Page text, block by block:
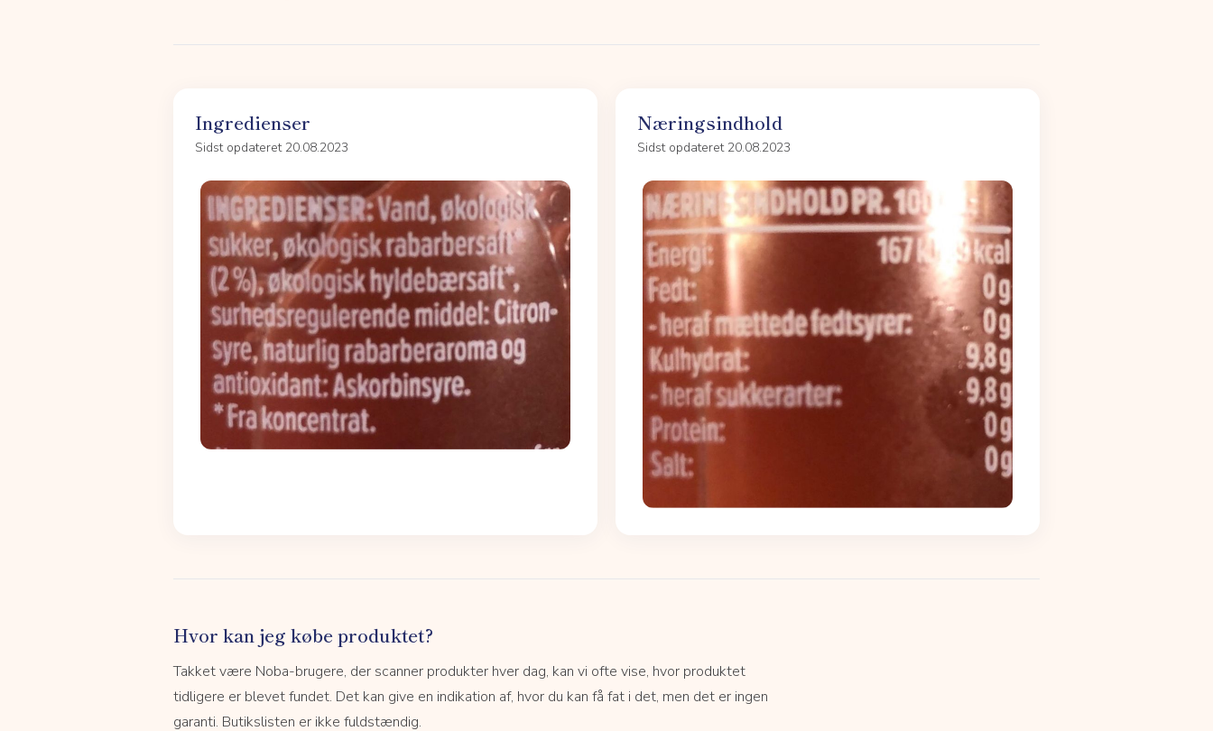
Ingredienser
Sidst opdateret 20.08.2023
Næringsindhold
Sidst opdateret 20.08.2023
Hvor kan jeg købe produktet?
Takket være Noba-brugere, der scanner produkter hver dag, kan vi ofte vise, hvor produktet
tidligere er blevet fundet. Det kan give en indikation af, hvor du kan få fat i det, men det er ingen
garanti. Butikslisten er ikke fuldstændig.